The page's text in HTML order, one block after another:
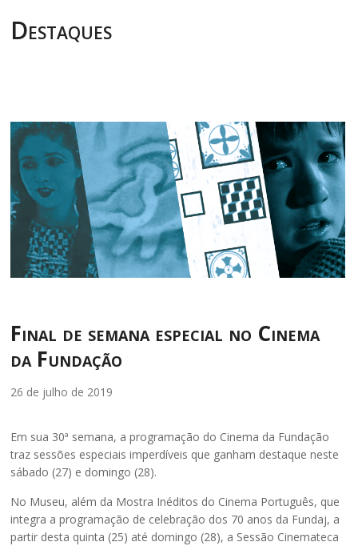
Destaques
Final de semana especial no Cinema
da Fundação
26 de julho de 2019
Em sua 30ª semana, a programação do Cinema da Fundação
traz sessões especiais imperdíveis que ganham destaque neste
sábado (27) e domingo (28).
No Museu, além da Mostra Inéditos do Cinema Português, que
integra a programação de celebração dos 70 anos da Fundaj, a
partir desta quinta (25) até domingo (28), a Sessão Cinemateca